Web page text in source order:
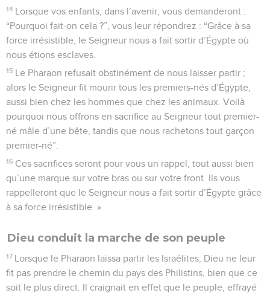
14 Lorsque vos enfants, dans l’avenir, vous demanderont :
“Pourquoi fait-on cela ?”, vous leur répondrez : “Grâce à sa
force irrésistible, le Seigneur nous a fait sortir d’Égypte où
nous étions esclaves.
15 Le Pharaon refusait obstinément de nous laisser partir ;
alors le Seigneur fit mourir tous les premiers-nés d’Égypte,
aussi bien chez les hommes que chez les animaux. Voilà
pourquoi nous offrons en sacrifice au Seigneur tout premier-
né mâle d’une bête, tandis que nous rachetons tout garçon
premier-né”.
16 Ces sacrifices seront pour vous un rappel, tout aussi bien
qu’une marque sur votre bras ou sur votre front. Ils vous
rappelleront que le Seigneur nous a fait sortir d’Égypte grâce
à sa force irrésistible. »
Dieu conduit la marche de son peuple
17 Lorsque le Pharaon laissa partir les Israélites, Dieu ne leur
fit pas prendre le chemin du pays des Philistins, bien que ce
soit le plus direct. Il craignait en effet que le peuple, effrayé